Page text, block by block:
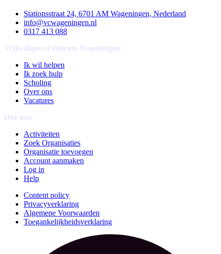
Stationsstraat 24, 6701 AM Wageningen, Nederland
info@vcwageningen.nl
0317 413 088
Vrijwilligers Centrum Wageningen
Ik wil helpen
Ik zoek hulp
Scholing
Over ons
Vacatures
Doe mee
Activiteiten
Zoek Organisaties
Organisatie toevoegen
Account aanmaken
Log in
Help
Content policy
Privacyverklaring
Algemene Voorwaarden
Toegankelijkheidsverklaring